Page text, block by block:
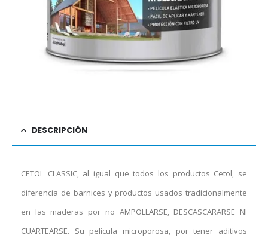
DESCRIPCIÓN
CETOL CLASSIC, al igual que todos los productos Cetol, se
diferencia de barnices y productos usados tradicionalmente
en las maderas por no AMPOLLARSE, DESCASCARARSE NI
CUARTEARSE. Su película microporosa, por tener aditivos